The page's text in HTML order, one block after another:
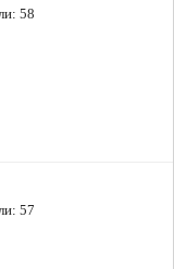
58
57